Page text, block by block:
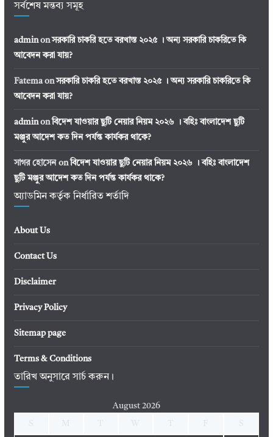
সর্বশেষ মন্তব্য সমূহ
adminonসরকারি চাকরি হতে বরখাস্ত ২০২৫ । অন্য সরকারি চাকরিতে কি
আবেদন করা যায়?
Fatemaonসরকারি চাকরি হতে বরখাস্ত ২০২৫ । অন্য সরকারি চাকরিতে কি
আবেদন করা যায়?
adminonবিদেশ যাওয়ার ছুটি নেয়ার নিয়ম ২০২৬ । বহিঃ বাংলাদেশ ছুটি
মঞ্জুর আদেশ কত দিন পর্যন্ত কার্যকর থাকে?
সাগর হোসেনonবিদেশ যাওয়ার ছুটি নেয়ার নিয়ম ২০২৬ । বহিঃ বাংলাদেশ
ছুটি মঞ্জুর আদেশ কত দিন পর্যন্ত কার্যকর থাকে?
অ্যাডমিন কর্তৃক নির্ধারিত শর্তাদি
About Us
Contact Us
Disclaimer
Privacy Policy
Sitemap page
Terms & Conditions
তারিখ অনুসারে সার্চ করুন।
August 2026